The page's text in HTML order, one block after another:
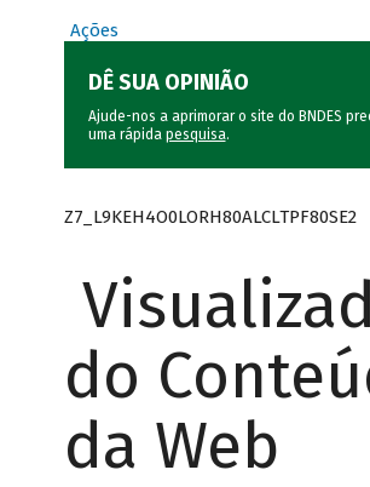
Ações
DÊ SUA OPINIÃO
Ajude-nos a aprimorar o site do BNDES
uma rápida pesquisa.
Z7_L9KEH4O0LORH80ALCLTPF80SE2
do
da Web